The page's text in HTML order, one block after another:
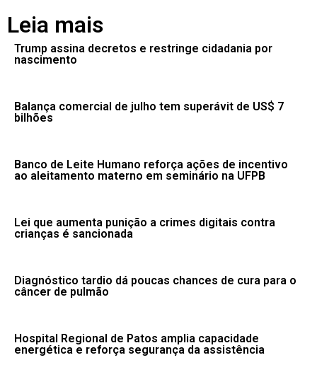
Leia mais
Trump assina decretos e restringe cidadania por
nascimento
Balança comercial de julho tem superávit de US$ 7
bilhões
Banco de Leite Humano reforça ações de incentivo
ao aleitamento materno em seminário na UFPB
Lei que aumenta punição a crimes digitais contra
crianças é sancionada
Diagnóstico tardio dá poucas chances de cura para o
câncer de pulmão
Hospital Regional de Patos amplia capacidade
energética e reforça segurança da assistência